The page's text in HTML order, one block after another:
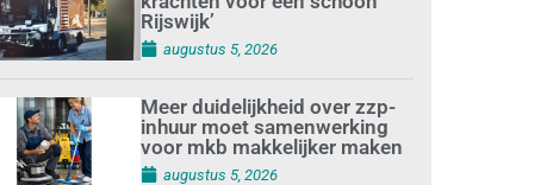
Rijswijk’
augustus 5, 2026
Meer duidelijkheid over zzp-
inhuur moet samenwerking
voor mkb makkelijker maken
augustus 5, 2026